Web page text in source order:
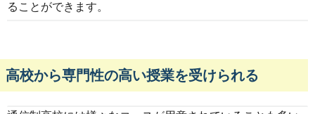
ることができます。
高校から専門性の高い授業を受けられる